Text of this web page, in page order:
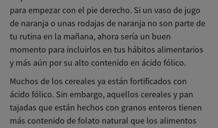
para empezar con el pie derecho. Si un vaso de jugo
de naranja o unas rodajas de naranja no son parte de
tu rutina en la mañana, ahora sería un buen
momento para incluirlos en tus hábitos alimentarios
y más aún por su alto contenido en ácido fólico.
Muchos de los cereales ya están fortificados con
ácido fólico. Sin embargo, aquellos cereales y pan
tajadas que están hechos con granos enteros tienen
más contenido de folato natural que los alimentos